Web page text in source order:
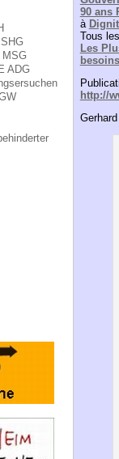
MSG
ADG
90 ans
à
Tous
Les
http://